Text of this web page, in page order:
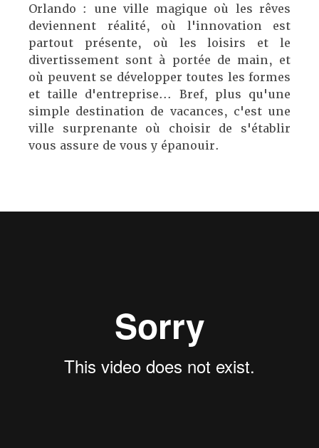
Orlando : une ville magique où les rêves
deviennent réalité, où l'innovation est
partout présente, où les loisirs et le
divertissement sont à portée de main, et
où peuvent se développer toutes les formes
et taille d'entreprise... Bref, plus qu'une
simple destination de vacances, c'est une
ville surprenante où choisir de s'établir
vous assure de vous y épanouir.